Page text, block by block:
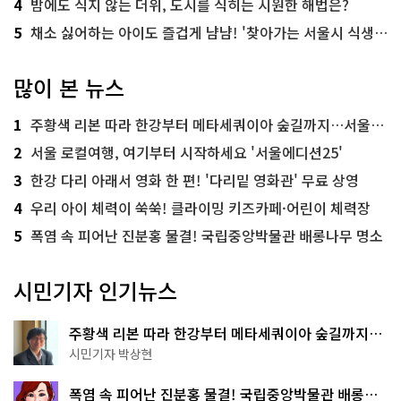
4 밤에도 식지 않는 더위, 도시를 식히는 시원한 해법은?
5 채소 싫어하는 아이도 즐겁게 냠냠! '찾아가는 서울시 식생활 교육' 현장
많이 본 뉴스
1 주황색 리본 따라 한강부터 메타세쿼이아 숲길까지…서울둘레길 15코스
2 서울 로컬여행, 여기부터 시작하세요 '서울에디션25'
3 한강 다리 아래서 영화 한 편! '다리밑 영화관' 무료 상영
4 우리 아이 체력이 쑥쑥! 클라이밍 키즈카페·어린이 체력장
5 폭염 속 피어난 진분홍 물결! 국립중앙박물관 배롱나무 명소
시민기자 인기뉴스
주황색 리본 따라 한강부터 메타세쿼이아 숲길까지…
서울둘레길 15코스
시민기자 박상현
폭염 속 피어난 진분홍 물결! 국립중앙박물관 배롱나